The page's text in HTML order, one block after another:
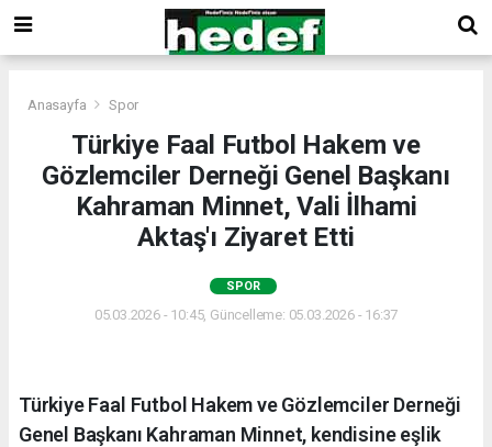
Anasayfa Spor
Türkiye Faal Futbol Hakem ve
Gözlemciler Derneği Genel Başkanı
Kahraman Minnet, Vali İlhami
Aktaş'ı Ziyaret Etti
SPOR
05.03.2026 - 10:45, Güncelleme: 05.03.2026 - 16:37
Türkiye Faal Futbol Hakem ve Gözlemciler Derneği
Genel Başkanı Kahraman Minnet, kendisine eşlik